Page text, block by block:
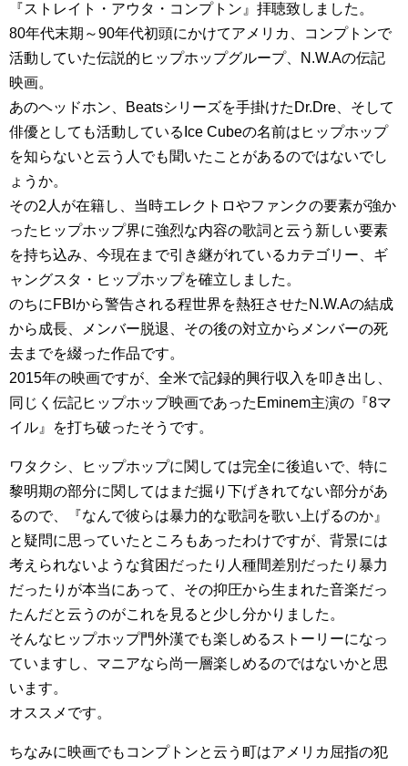
『ストレイト・アウタ・コンプトン』拝聴致しました。
80年代末期～90年代初頭にかけてアメリカ、コンプトンで
活動していた伝説的ヒップホップグループ、N.W.Aの伝記
映画。
あのヘッドホン、Beatsシリーズを手掛けたDr.Dre、そして
俳優としても活動しているIce Cubeの名前はヒップホップ
を知らないと云う人でも聞いたことがあるのではないでし
ょうか。
その2人が在籍し、当時エレクトロやファンクの要素が強か
ったヒップホップ界に強烈な内容の歌詞と云う新しい要素
を持ち込み、今現在まで引き継がれているカテゴリー、ギ
ャングスタ・ヒップホップを確立しました。
のちにFBIから警告される程世界を熱狂させたN.W.Aの結成
から成長、メンバー脱退、その後の対立からメンバーの死
去までを綴った作品です。
2015年の映画ですが、全米で記録的興行収入を叩き出し、
同じく伝記ヒップホップ映画であったEminem主演の『8マ
イル』を打ち破ったそうです。
ワタクシ、ヒップホップに関しては完全に後追いで、特に
黎明期の部分に関してはまだ掘り下げきれてない部分があ
るので、『なんで彼らは暴力的な歌詞を歌い上げるのか』
と疑問に思っていたところもあったわけですが、背景には
考えられないような貧困だったり人種間差別だったり暴力
だったりが本当にあって、その抑圧から生まれた音楽だっ
たんだと云うのがこれを見ると少し分かりました。
そんなヒップホップ門外漢でも楽しめるストーリーになっ
ていますし、マニアなら尚一層楽しめるのではないかと思
います。
オススメです。
ちなみに映画でもコンプトンと云う町はアメリカ屈指の犯